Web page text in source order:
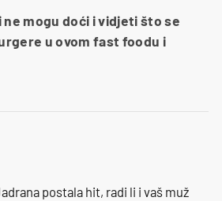
ne mogu doći i vidjeti što se
u ovom fast foodu i
postala hit, radi li i vaš muž